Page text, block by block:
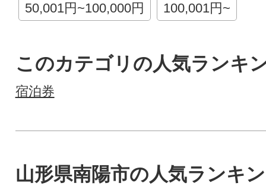
50,001円~100,000円 100,001円~
このカテゴリの人気ランキ
宿泊券
山形県南陽市の人気ランキ